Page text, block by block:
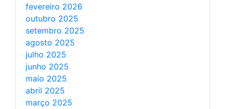
fevereiro 2026
outubro 2025
setembro 2025
agosto 2025
julho 2025
junho 2025
maio 2025
abril 2025
março 2025